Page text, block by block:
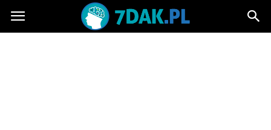
7dak.pl